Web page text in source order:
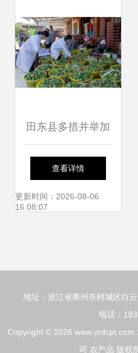
田东县多措并举加
大农产品抽检力
度，全力守护群
查看详情
更新时间：2026-08-06
16:08:07
地址：浙江省衢州市柯城区白
电话：
Copyright © 2026 www.yrdcpt.com
司 农产品 版权